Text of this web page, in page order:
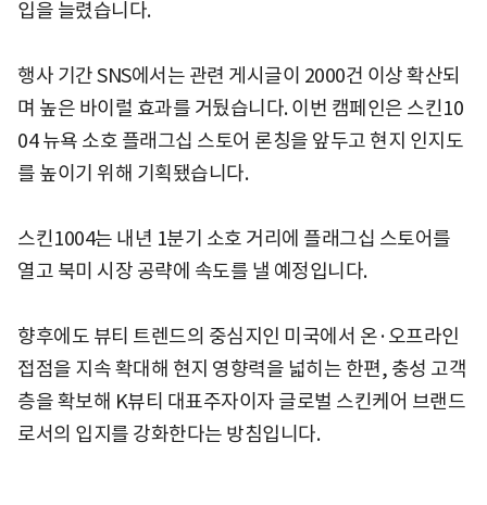
입을 늘렸습니다.
행사 기간 SNS에서는 관련 게시글이 2000건 이상 확산되
며 높은 바이럴 효과를 거뒀습니다. 이번 캠페인은 스킨10
04 뉴욕 소호 플래그십 스토어 론칭을 앞두고 현지 인지도
를 높이기 위해 기획됐습니다.
스킨1004는 내년 1분기 소호 거리에 플래그십 스토어를
열고 북미 시장 공략에 속도를 낼 예정입니다.
향후에도 뷰티 트렌드의 중심지인 미국에서 온·오프라인
접점을 지속 확대해 현지 영향력을 넓히는 한편, 충성 고객
층을 확보해 K뷰티 대표주자이자 글로벌 스킨케어 브랜드
로서의 입지를 강화한다는 방침입니다.